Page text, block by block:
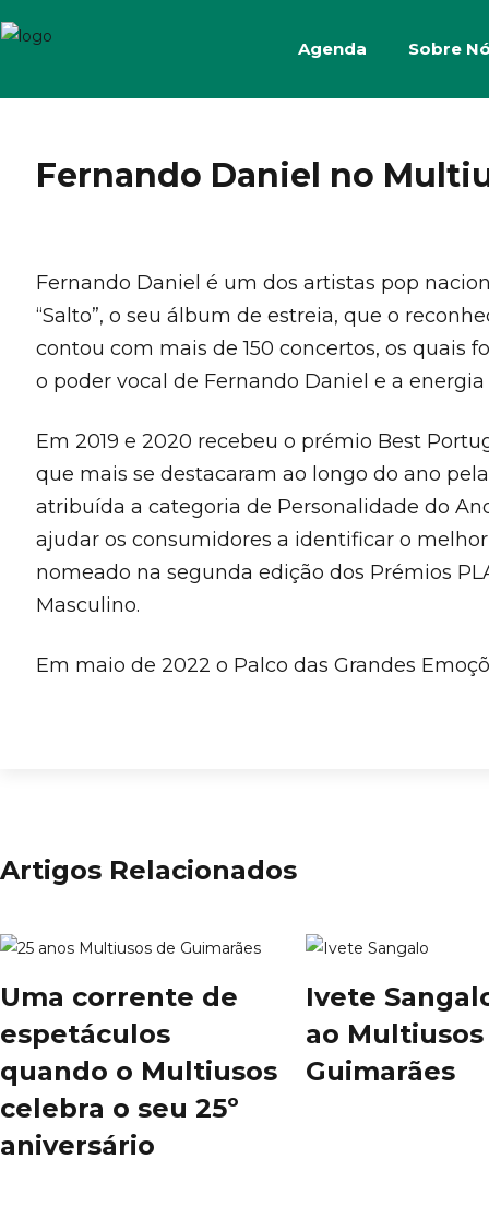
Agenda Sobre
Fernando Daniel no
Fernando Daniel é um dos artistas pop
“Salto”, o seu álbum de estreia, que o
contou com mais de 150 concertos, os
o poder vocal de Fernando Daniel e a
Em 2019 e 2020 recebeu o prémio Best
que mais se destacaram ao longo do ano
atribuída a categoria de Personalidade do
ajudar os consumidores a identificar o
nomeado na segunda edição dos Prémios
Masculino.
Em maio de 2022 o Palco das Grandes
Artigos Relacionados
Uma corrente de
espetáculos
quando o Multiusos
celebra o seu 25º
aniversário
Ivete
ao
Guimarães